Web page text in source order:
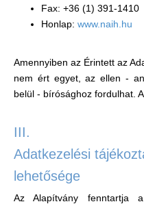
Fax: +36 (1) 391-1410
Honlap: www.naih.hu
Amennyiben az Érintett az
nem ért egyet, az ellen -
belül - bírósághoz fordulhat.
III.
Adatkezelési
lehetősége
Az Alapítvány fenntartja